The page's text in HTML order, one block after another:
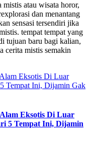
atau wisata horor,
dan menantang
sensasi tersendiri jika
tempat tempat yang
tujuan baru bagi kalian,
cerita mistis semakin
Eksotis Di Luar
5 Tempat Ini, Dijamin